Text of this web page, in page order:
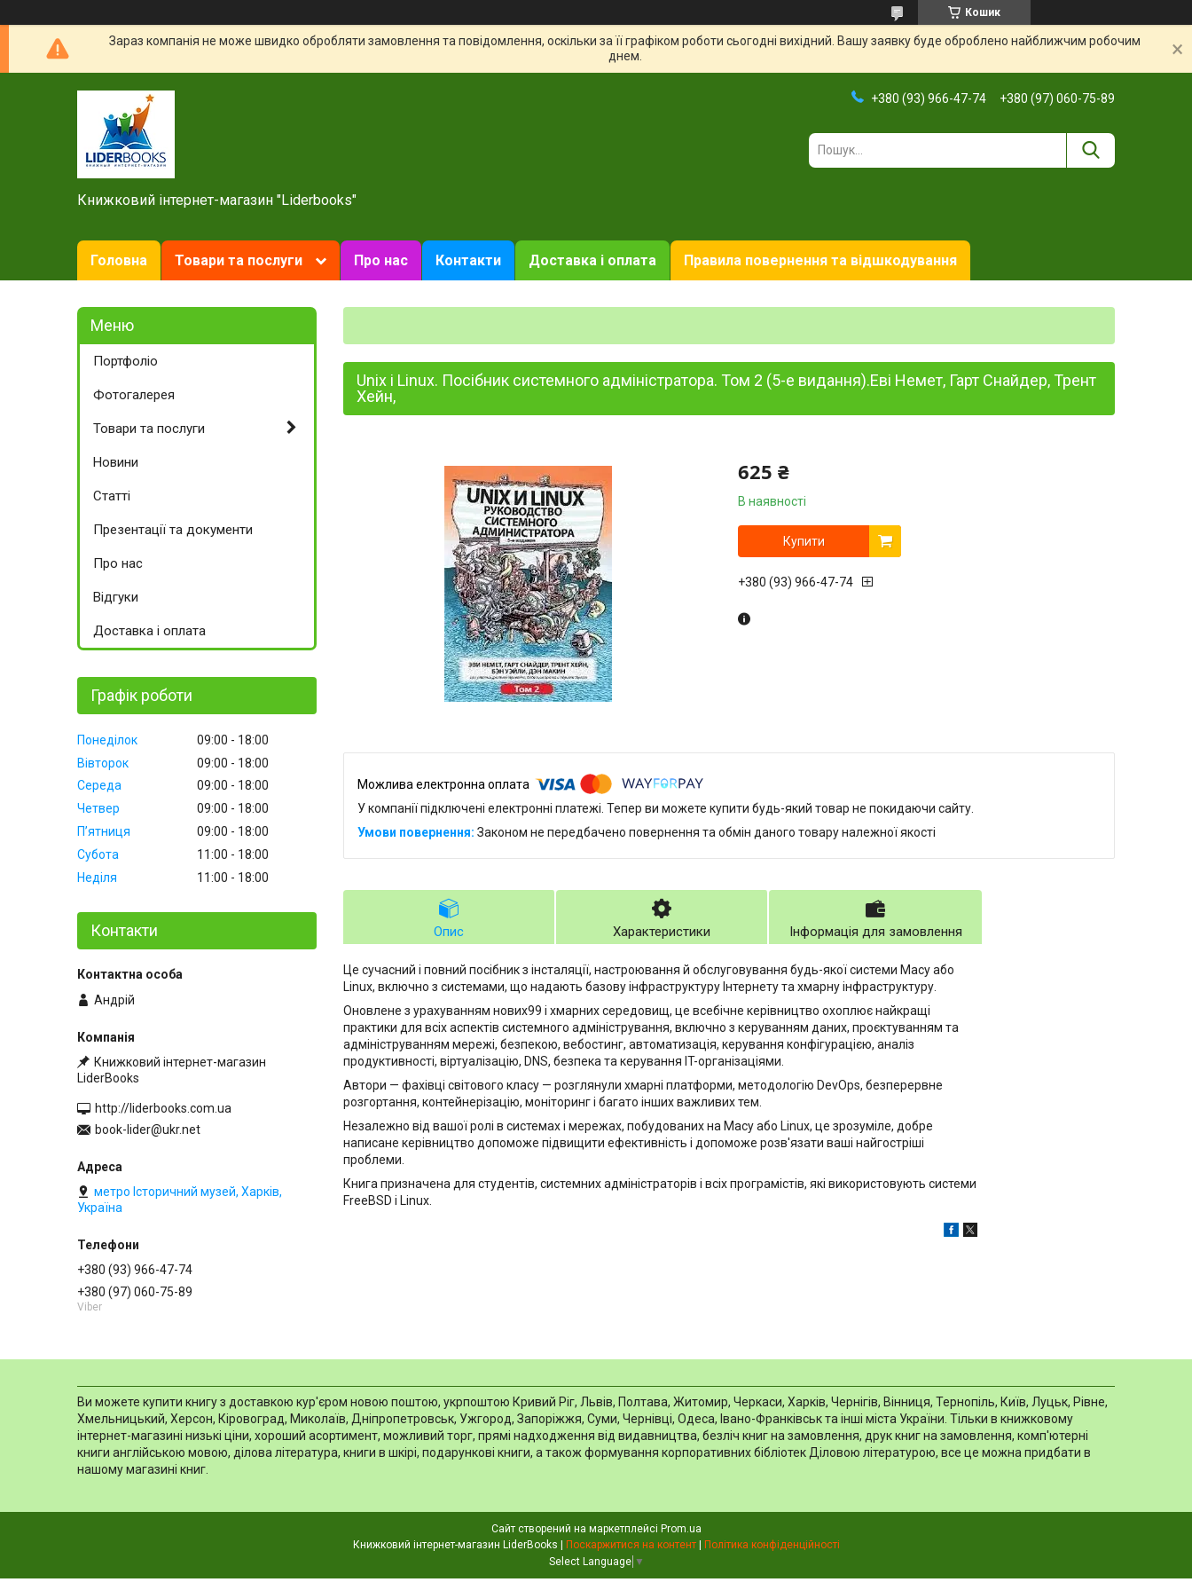
Кошик
Зараз компанія не може швидко обробляти замовлення та повідомлення, оскільки за її графіком роботи сьогодні вихідний. Вашу заявку буде оброблено найближчим робочим
днем.
Книжковий інтернет-магазин "Liderbooks"
+380 (93) 966-47-74 +380 (97) 060-75-89
Головна Товари та послуги Про нас Контакти Доставка і оплата Правила повернення та відшкодування
Unix і Linux. Посібник системного адміністратора. Том 2 (5-е видання).Еві Немет, Гарт Снайдер, Трент
Хейн,
625 ₴
В наявності
Купити
+380 (93) 966-47-74
У компанії підключені електронні платежі. Тепер ви можете купити будь-який товар не покидаючи сайту.
Законом не передбачено повернення та обмін даного товару належної якості
Опис Характеристики Інформація для замовлення
Це сучасний і повний посібник з інсталяції, настроювання й обслуговування будь-якої системи Macy або
Linux, включно з системами, що надають базову інфраструктуру Інтернету та хмарну інфраструктуру.
Оновлене з урахуванням нових99 і хмарних середовищ, це всебічне керівництво охоплює найкращі
практики для всіх аспектів системного адміністрування, включно з керуванням даних, проєктуванням та
адмініструванням мережі, безпекою, вебостинг, автоматизація, керування конфігурацією, аналіз
продуктивності, віртуалізацію, DNS, безпека та керування IT-організаціями.
Автори — фахівці світового класу — розглянули хмарні платформи, методологію DevOps, безперервне
розгортання, контейнерізацію, моніторинг і багато інших важливих тем.
Незалежно від вашої ролі в системах і мережах, побудованих на Macy або Linux, це зрозуміле, добре
написане керівництво допоможе підвищити ефективність і допоможе розв'язати ваші найгостріші
проблеми.
Книга призначена для студентів, системних адміністраторів і всіх програмістів, які використовують системи
FreeBSD і Linux.
Портфоліо
Фотогалерея
Товари та послуги
Новини
Статті
Презентації та документи
Про нас
Відгуки
Доставка і оплата
Графік роботи
Понеділок 09:00
18:00
Вівторок
09:00
18:00
Середа
09:00
18:00
Четвер
09:00
18:00
Пʼятниця
09:00
18:00
Субота
11:00
18:00
Неділя
11:00 18:00
Контакти
Андрій
Книжковий інтернет-магазин
LiderBooks
http://liderbooks.com.ua
book-lider@ukr.net
метро Історичний музей, Харків,
Україна
+380 (93) 966-47-74
+380 (97) 060-75-89
Viber
Ви можете купити книгу з доставкою кур'єром новою поштою, укрпоштою Кривий Ріг, Львів, Полтава, Житомир, Черкаси, Харків, Чернігів, Вінниця, Тернопіль, Київ, Луцьк, Рівне,
Хмельницький, Херсон, Кіровоград, Миколаїв, Дніпропетровськ, Ужгород, Запоріжжя, Суми, Чернівці, Одеса, Івано-Франківськ та інші міста України. Тільки в книжковому
інтернет-магазині низькі ціни, хороший асортимент, можливий торг, прямі надходження від видавництва, безліч книг на замовлення, друк книг на замовлення, комп'ютерні
книги англійською мовою, ділова література, книги в шкірі, подарункові книги, а також формування корпоративних бібліотек Діловою літературою, все це можна придбати в
нашому магазині книг.
Сайт створений на маркетплейсі Prom.ua
Поскаржитися на контент
Політика конфіденційності
Select Language ▼